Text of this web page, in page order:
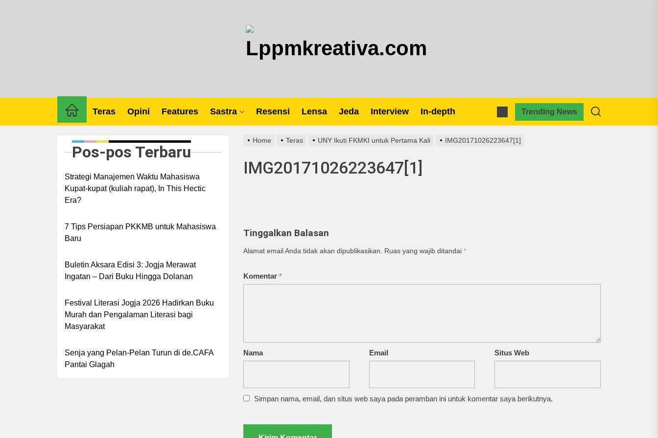
Lppmkreativa.com
Teras Opini Features Sastra Resensi Lensa Jeda Interview In-depth Trending News
Home Teras UNY Ikuti FKMKI untuk Pertama Kali IMG20171026223647[1]
IMG20171026223647[1]
Tinggalkan Balasan
Alamat email Anda tidak akan dipublikasikan. Ruas yang wajib ditandai *
Komentar *
Nama Email Situs Web
Simpan nama, email, dan situs web saya pada peramban ini untuk komentar saya berikutnya.
Pos-pos Terbaru
Strategi Manajemen Waktu Mahasiswa
Kupat-kupat (kuliah rapat), In This Hectic
Era?
7 Tips Persiapan PKKMB untuk Mahasiswa
Baru
Buletin Aksara Edisi 3: Jogja Merawat
Ingatan – Dari Buku Hingga Dolanan
Festival Literasi Jogja 2026 Hadirkan Buku
Murah dan Pengalaman Literasi bagi
Masyarakat
Senja yang Pelan-Pelan Turun di de.CAFA
Pantai Glagah